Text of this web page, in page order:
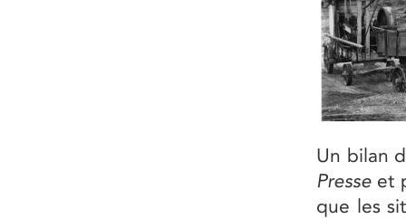
Un bilan
Presse et
que les